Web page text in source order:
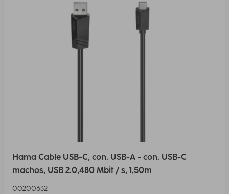
Hama Cable USB-C, con. USB-A - con. USB-C
machos, USB 2.0,480 Mbit / s, 1,50m
00200632